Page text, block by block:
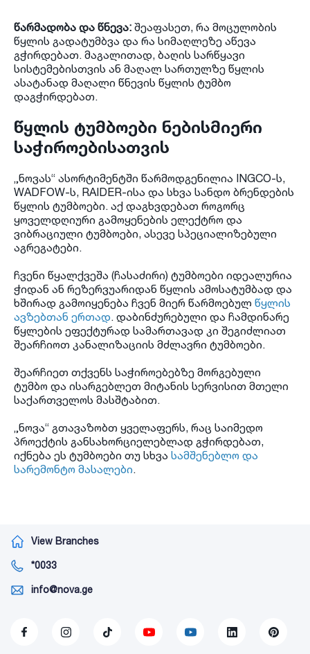
წარმადობა და წნევა: შეაფასეთ, რა მოცულობის
წყლის გადატუმბვა და რა სიმაღლეზე აწევა
გჭირდებათ. მაგალითად, ბაღის სარწყავი
სისტემებისთვის ან მაღალ სართულზე წყლის
ასატანად მაღალი წნევის წყლის ტუმბო
დაგჭირდებათ.
წყლის ტუმბოები ნებისმიერი
საჭიროებისათვის
„ნოვას“ ასორტიმენტში წარმოდგენილია INGCO-ს,
WADFOW-ს, RAIDER-ისა და სხვა სანდო ბრენდების
წყლის ტუმბოები. აქ დაგხვდებათ როგორც
ყოველდღიური გამოყენების ელექტრო და
ვიბრაციული ტუმბოები, ასევე სპეციალიზებული
აგრეგატები.
ჩვენი წყალქვეშა (ჩასაძირი) ტუმბოები იდეალურია
ჭიდან ან რეზერვუარიდან წყლის ამოსატუმბად და
ხშირად გამოიყენება ჩვენ მიერ წარმოებულ წყლის
ავზებთან ერთად. დაბინძურებული და ჩამდინარე
წყლების ეფექტურად სამართავად კი შეგიძლიათ
შეარჩიოთ კანალიზაციის მძლავრი ტუმბოები.
შეარჩიეთ თქვენს საჭიროებებზე მორგებული
ტუმბო და ისარგებლეთ მიტანის სერვისით მთელი
საქართველოს მასშტაბით.
„ნოვა“ გთავაზობთ ყველაფერს, რაც საიმედო
პროექტის განსახორციელებლად გჭირდებათ,
იქნება ეს ტუმბოები თუ სხვა სამშენებლო და
სარემონტო მასალები.
View Branches
*0033
info@nova.ge